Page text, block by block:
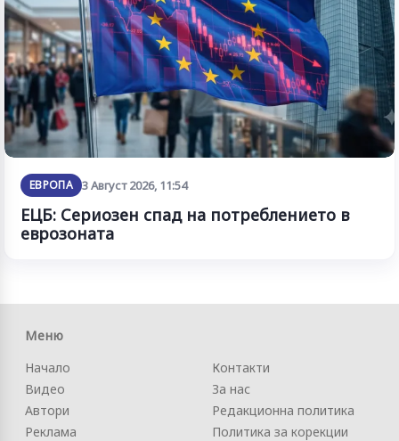
ЕВРОПА 3 Август 2026, 11:54
ЕЦБ: Сериозен спад на потреблението в
еврозоната
Меню
Начало
Видео
Автори
Реклама
Контакти
За нас
Редакционна политика
Политика за корекции